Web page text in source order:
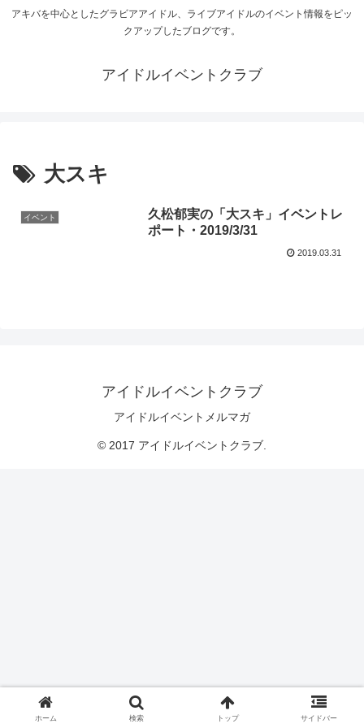
アキバを中心としたグラビアアイドル、ライブアイドルのイベント情報をピッ
クアップしたブログです。
アイドルイベントクラブ
大スキ
イベント
久松郁実の「大スキ」イベントレ
ポート・2019/3/31
2019.03.31
アイドルイベントクラブ
アイドルイベントメルマガ
© 2017 アイドルイベントクラブ.
ホーム 検索 トップ サイドバー